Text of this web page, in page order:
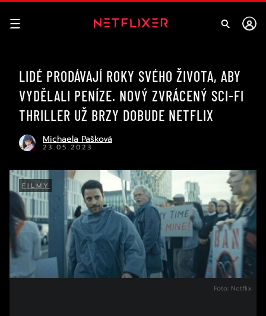
LIDÉ PRODÁVAJÍ ROKY SVÉHO ŽIVOTA, ABY
VYDĚLALI PENÍZE. NOVÝ ZVRÁCENÝ SCI-FI
THRILLER UŽ BRZY DOBUDE NETFLIX
Michaela Pašková
23.05.2023
FILMY
Foto: Netflix